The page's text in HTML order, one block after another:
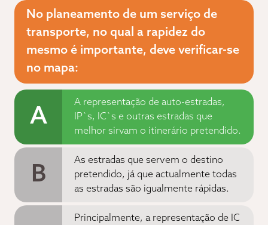
No planeamento de um serviço de
transporte, no qual a rapidez do
mesmo é importante, deve verificar-se
no mapa:
A
A representação de auto-estradas,
IP`s, IC`s e outras estradas que
melhor sirvam o itinerário pretendido.
B
As estradas que servem o destino
pretendido, já que actualmente todas
as estradas são igualmente rápidas.
Principalmente, a representação de IC